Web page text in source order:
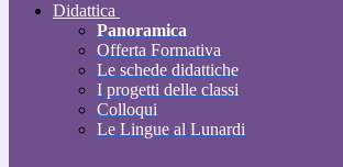
Didattica
Panoramica
Offerta Formativa
Le schede didattiche
I progetti delle classi
Colloqui
Le Lingue al Lunardi